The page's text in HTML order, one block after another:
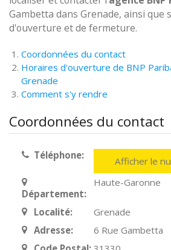
Gambetta dans Grenade, ainsi que
d'ouverture et de fermeture.
Coordonnées du contact
Horaires d'ouverture de BNP
Grenade
Comment s'y rendre
Coordonnées du contact
Téléphone: Afficher le
Département:
Haute-Garonne
Localité:
Grenade
Adresse:
6 Rue Gambetta